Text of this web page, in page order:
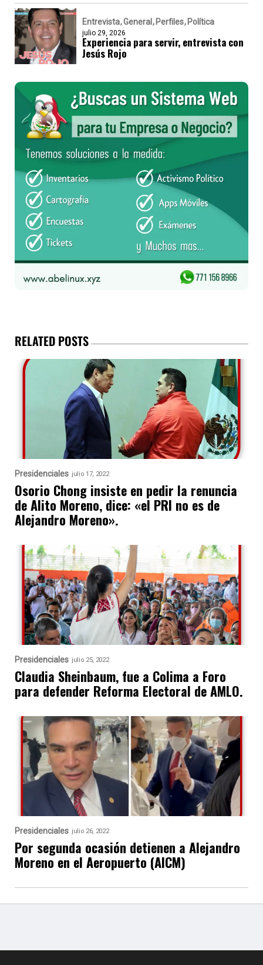
Entrevista General Perfiles Política
julio 29, 2026
Experiencia para servir, entrevista con
Jesús Rojo
RELATED POSTS
Presidenciales julio 17, 2022
Osorio Chong insiste en pedir la renuncia
de Alito Moreno, dice: «el PRI no es de
Alejandro Moreno».
Presidenciales julio 25, 2022
Claudia Sheinbaum, fue a Colima a Foro
para defender Reforma Electoral de AMLO.
Presidenciales julio 26, 2022
Por segunda ocasión detienen a Alejandro
Moreno en el Aeropuerto (AICM)